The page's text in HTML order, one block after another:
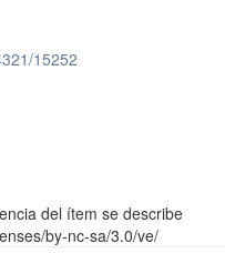
15252
del ítem se describe
by-nc-sa/3.0/ve/